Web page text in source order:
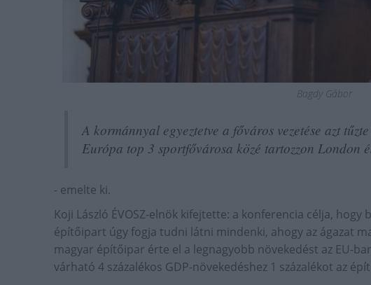
Bagdy Gábor
A kormánnyal egyeztetve a főváros vezetése azt
Európa top 3 sportfővárosa közé tartozzon London
- emelte ki.
Koji László ÉVOSZ-elnök kifejtette: a konferencia célja,
építőipart úgy fogja tudni látni mindenki, ahogy az ágazat
magyar építőipar érte el a legnagyobb növekedést az EU-
várható 4 százalékos GDP-növekedéshez 1 százalékot az